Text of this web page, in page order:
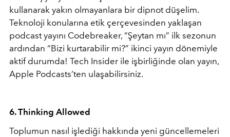
kullanarak yakın olmayanlara bir dipnot düşelim.
Teknoloji konularına etik çerçevesinden yaklaşan
podcast yayını Codebreaker, “Şeytan mı” ilk sezonun
ardından “Bizi kurtarabilir mi?” ikinci yayın dönemiyle
aktif durumda! Tech Insider ile işbirliğinde olan yayın,
Apple Podcasts’ten ulaşabilirsiniz.
6. Thinking Allowed
Toplumun nasıl işlediği hakkında yeni güncellemeleri